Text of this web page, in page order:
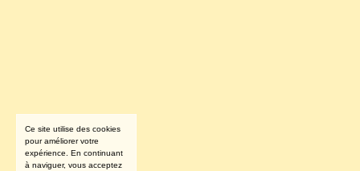
Ce site utilise des cookies
pour améliorer votre
expérience. En continuant
à naviguer, vous acceptez